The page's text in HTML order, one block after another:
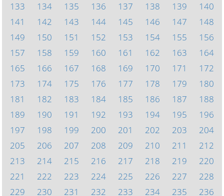
133
134 135 136 137 138 139
140
141
142 143 144 145 146 147
148
149
150 151 152 153 154 155
156
157
158 159 160 161 162 163
164
165
166 167 168 169 170 171
172
173
174 175 176 177 178 179
180
181
182 183 184 185 186 187
188
189
190 191 192 193 194 195
196
197
198 199 200 201 202 203
204
205
206 207 208 209 210 211
212
213
214 215 216 217 218 219
220
221
222 223 224 225 226 227
228
229
230 231 232 233 234 235
236